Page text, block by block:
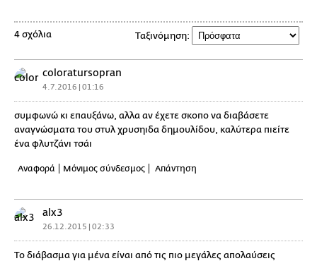
4 σχόλια Ταξινόμηση:
coloratursopran
4.7.2016 | 01:16
συμφωνώ κι επαυξάνω, αλλα αν έχετε σκοπο να διαβάσετε
αναγνώσματα του στυλ χρυσηιδα δημουλίδου, καλύτερα πιείτε
ένα φλυτζάνι τσάι
Αναφορά Μόνιμος σύνδεσμος Απάντηση
alx3
26.12.2015 | 02:33
Το διάβασμα για μένα είναι από τις πιο μεγάλες απολαύσεις